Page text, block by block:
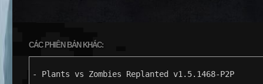
CÁC PHIÊN BẢN KHÁC:
- Plants vs Zombies Replanted v1.5.1468-P2P